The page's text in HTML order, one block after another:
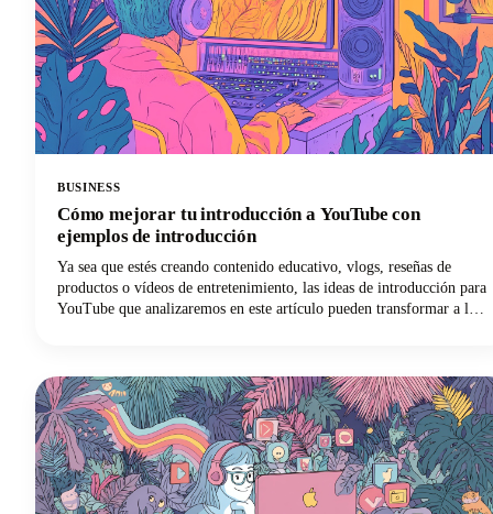
BUSINESS
Cómo mejorar tu introducción a YouTube con
ejemplos de introducción
Ya sea que estés creando contenido educativo, vlogs, reseñas de
productos o vídeos de entretenimiento, las ideas de introducción para
YouTube que analizaremos en este artículo pueden transformar a los
la participación de los espectadores. Desde principios psicológicos
que impulsan la retención hasta plantillas prácticas que puedes
implementar de inmediato, ¡aquí encontrarás todo lo que necesitas
para mejorar tu juego de introducción a YouTube!